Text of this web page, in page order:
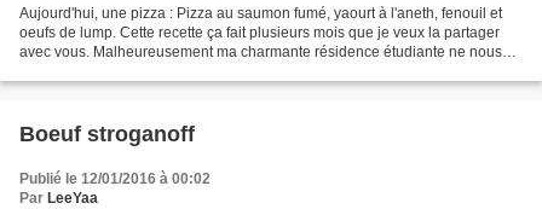
Aujourd'hui, une pizza : Pizza au saumon fumé, yaourt à l'aneth, fenouil et
oeufs de lump. Cette recette ça fait plusieurs mois que je veux la partager
avec vous. Malheureusement ma charmante résidence étudiante ne nous
Boeuf stroganoff
Publié le 12/01/2016 à 00:02
Par LeeYaa